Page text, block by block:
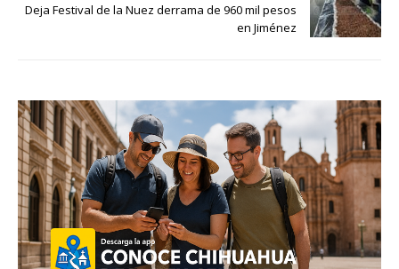
Deja Festival de la Nuez derrama de 960 mil pesos
en Jiménez